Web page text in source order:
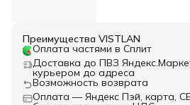
Преимущества VISTLAN
Оплата частями в Сплит
Доставка до ПВЗ
курьером до адреса
Возможность возврата
Оплата — Яндекс Пэй, карта,